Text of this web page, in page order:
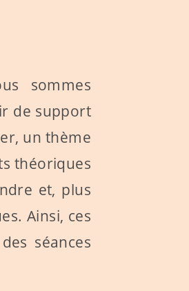
sommes
de support
un thème
théoriques
et, plus
Ainsi, ces
séances